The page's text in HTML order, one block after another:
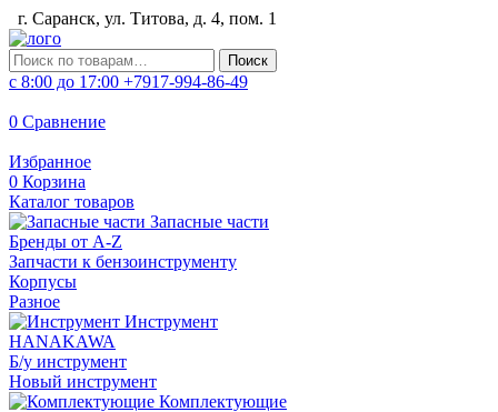
г. Саранск, ул. Титова, д. 4, пом. 1
Искать: Поиск
с 8:00 до 17:00 +7917-994-86-49
0 Сравнение
Избранное
0 Корзина
Каталог товаров
Запасные части
Бренды от A-Z
Запчасти к бензоинструменту
Корпусы
Разное
Инструмент
HANAKAWA
Б/у инструмент
Новый инструмент
Комплектующие